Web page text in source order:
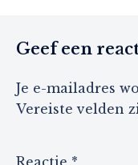
Geef een
Je e-mailadres
Vereiste velden
Reactie *